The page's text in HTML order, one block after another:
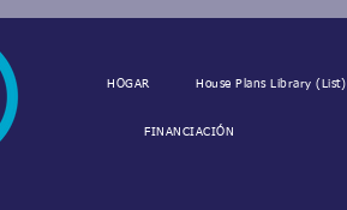
HOGAR House Plans Library (List)
FINANCIACIÓN